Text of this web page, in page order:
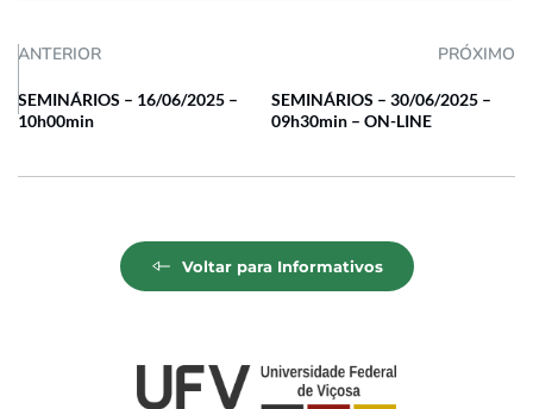
ANTERIOR PRÓXIMO
SEMINÁRIOS – 16/06/2025 –
10h00min
SEMINÁRIOS – 30/06/2025 –
09h30min – ON-LINE
Voltar para Informativos